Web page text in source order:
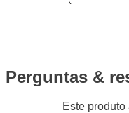
Perguntas &
Este